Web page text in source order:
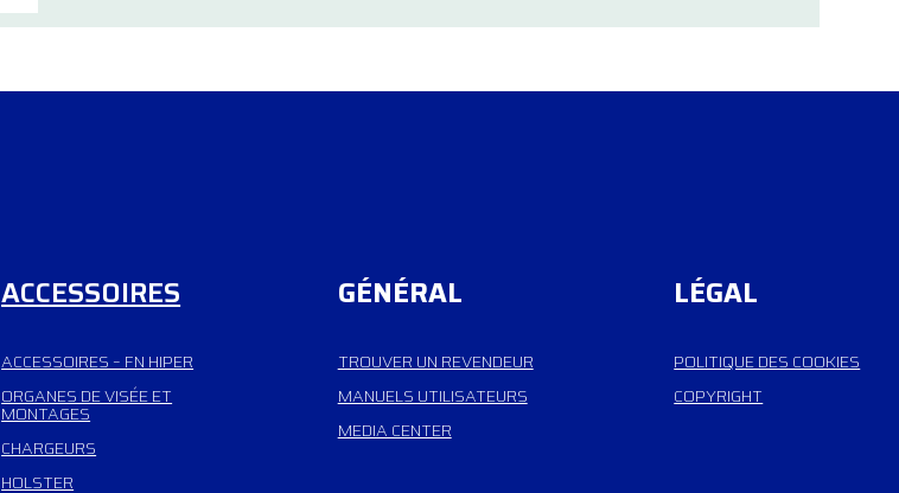
ACCESSOIRES
ACCESSOIRES – FN HIPER
ORGANES DE VISÉE ET
MONTAGES
CHARGEURS
HOLSTER
GÉNÉRAL
TROUVER UN REVENDEUR
MANUELS UTILISATEURS
MEDIA CENTER
LÉGAL
POLITIQUE DES COOKIES
COPYRIGHT